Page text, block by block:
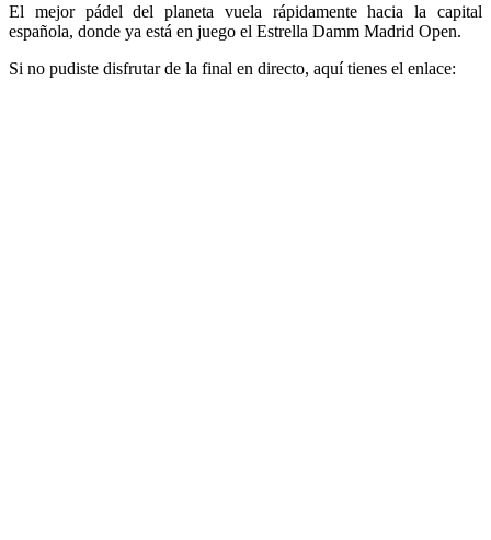
El mejor pádel del planeta vuela rápidamente hacia la capital
española, donde ya está en juego el Estrella Damm Madrid Open.
Si no pudiste disfrutar de la final en directo, aquí tienes el enlace: